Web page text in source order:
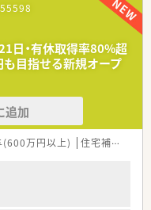
門職として連携しながら地
、理想の薬局を仲間と共に
ます。
と評価し、給与や役職とい
実にステップアップさせて
。
後半のスタッフが長期的
日・有休取得率80%超
目指せる新規オープ
追加
(600万円以上) 住宅補助(手当)あり